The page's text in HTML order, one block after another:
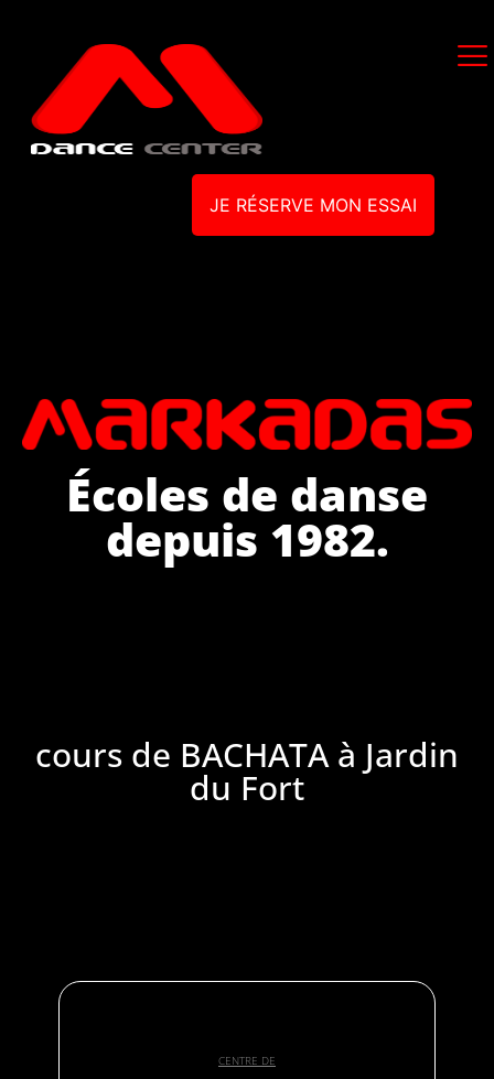
JE RÉSERVE MON ESSAI
Écoles de danse
depuis 1982.
cours de BACHATA à Jardin
du Fort
CENTRE DE